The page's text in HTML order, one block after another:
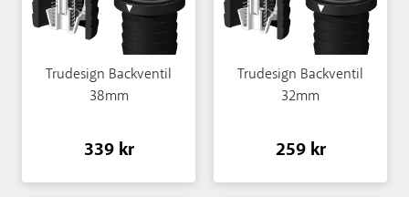
Trudesign Backventil
38mm
339 kr
Trudesign Backventil
32mm
259 kr